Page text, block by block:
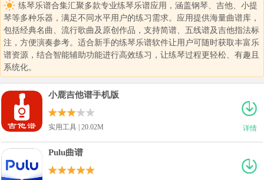
练琴乐谱合集汇聚多款专业练琴乐谱应用，涵盖钢琴、吉他、小提
琴等多种乐器，满足不同水平用户的练习需求。应用提供海量曲谱库，
包括经典名曲、流行歌曲及原创作品，支持简谱、五线谱及吉他指法标
注，方便演奏参考。适合新手的练琴乐谱软件让用户可随时获取丰富乐
谱资源，结合智能辅助功能进行高效练习，让练琴过程更轻松、有趣且
系统化。
详情
小鹿吉他谱手机版
实用工具 | 20.02M
Pulu曲谱